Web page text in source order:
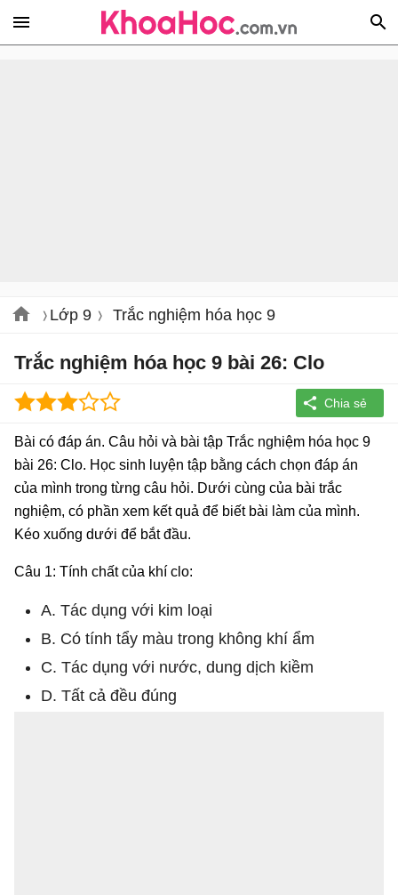
Lớp 9 Trắc nghiệm hóa học 9
Trắc nghiệm hóa học 9 bài 26: Clo
Bài có đáp án. Câu hỏi và bài tập Trắc nghiệm hóa học 9
bài 26: Clo. Học sinh luyện tập bằng cách chọn đáp án
của mình trong từng câu hỏi. Dưới cùng của bài trắc
nghiệm, có phần xem kết quả để biết bài làm của mình.
Kéo xuống dưới để bắt đầu.
Câu 1: Tính chất của khí clo:
A. Tác dụng với kim loại
B. Có tính tẩy màu trong không khí ẩm
C. Tác dụng với nước, dung dịch kiềm
D. Tất cả đều đúng